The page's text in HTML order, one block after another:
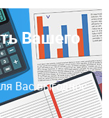
Вашего
Вас выгодное